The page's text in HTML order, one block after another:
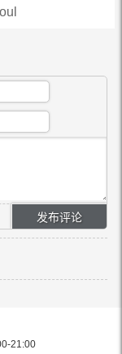
21:00